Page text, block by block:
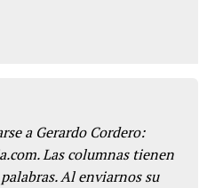
a Gerardo Cordero:
Las columnas tienen
Al enviarnos su